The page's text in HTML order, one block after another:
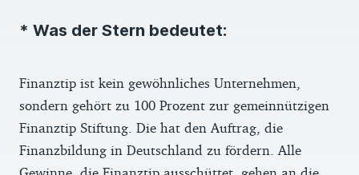
* Was der Stern bedeutet:
Finanztip ist kein gewöhnliches Unternehmen,
sondern gehört zu 100 Prozent zur gemeinnützigen
Finanztip Stiftung. Die hat den Auftrag, die
Finanzbildung in Deutschland zu fördern. Alle